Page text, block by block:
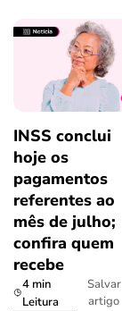
INSS conclui
hoje os
pagamentos
referentes ao
mês de julho;
confira quem
recebe
4 min
Leitura
Salvar
artigo